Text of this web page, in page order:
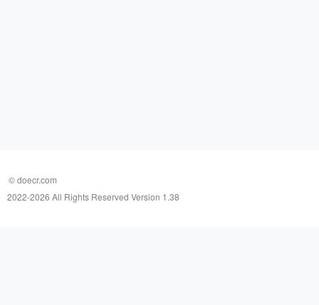
© doecr.com
2022-2026 All Rights Reserved Version 1.38